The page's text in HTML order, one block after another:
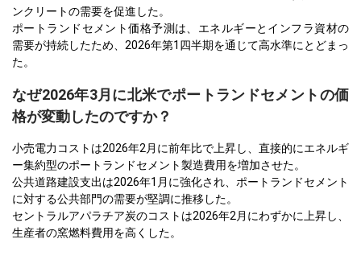
ンクリートの需要を促進した。
ポートランドセメント価格予測は、エネルギーとインフラ資材の
需要が持続したため、2026年第1四半期を通じて高水準にとどまっ
た。
なぜ2026年3月に北米でポートランドセメントの価
格が変動したのですか？
小売電力コストは2026年2月に前年比で上昇し、直接的にエネルギ
ー集約型のポートランドセメント製造費用を増加させた。
公共道路建設支出は2026年1月に強化され、ポートランドセメント
に対する公共部門の需要が堅調に推移した。
セントラルアパラチア炭のコストは2026年2月にわずかに上昇し、
生産者の窯燃料費用を高くした。